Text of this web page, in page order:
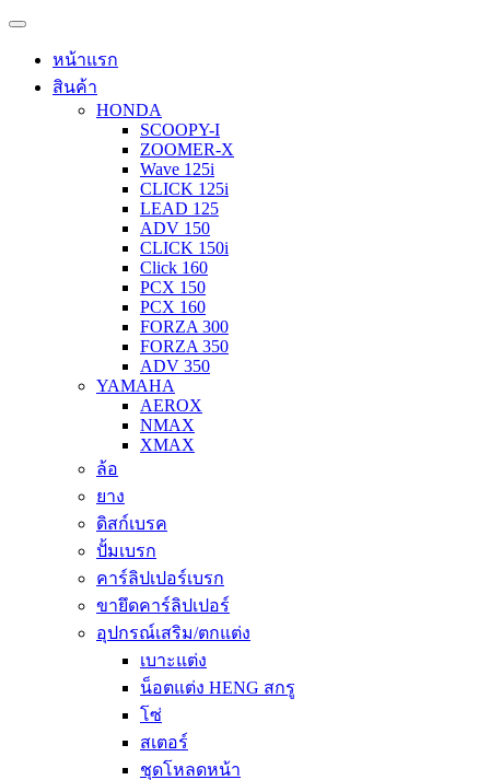
หน้าแรก
สินค้า
HONDA
SCOOPY-I
ZOOMER-X
Wave 125i
CLICK 125i
LEAD 125
ADV 150
CLICK 150i
Click 160
PCX 150
PCX 160
FORZA 300
FORZA 350
ADV 350
YAMAHA
AEROX
NMAX
XMAX
ล้อ
ยาง
ดิสก์เบรค
ปั้มเบรก
คาร์ลิปเปอร์เบรก
ขายึดคาร์ลิปเปอร์
อุปกรณ์เสริม/ตกแต่ง
เบาะแต่ง
น็อตแต่ง HENG สกรู
โซ่
สเตอร์
ชุดโหลดหน้า